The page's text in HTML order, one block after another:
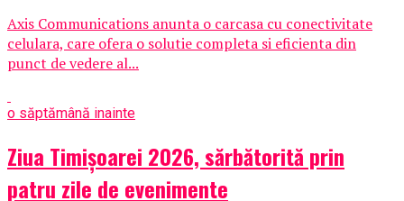
Axis Communications anunta o carcasa cu conectivitate
celulara, care ofera o solutie completa si eficienta din
punct de vedere al...
o săptămână inainte
Ziua Timișoarei 2026, sărbătorită prin
patru zile de evenimente